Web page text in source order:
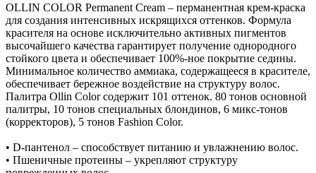
OLLIN COLOR Permanent Cream – перманентная крем-краска
для создания интенсивных искрящихся оттенков. Формула
красителя на основе исключительно активных пигментов
высочайшего качества гарантирует получение однородного
стойкого цвета и обеспечивает 100%-ное покрытие седины.
Минимальное количество аммиака, содержащееся в красителе,
обеспечивает бережное воздействие на структуру волос.
Палитра Ollin Color содержит 101 оттенок. 80 тонов основной
палитры, 10 тонов специальных блондинов, 6 микс-тонов
(корректоров), 5 тонов Fashion Color.
• D-пантенол – способствует питанию и увлажнению волос.
• Пшеничные протеины – укрепляют структуру